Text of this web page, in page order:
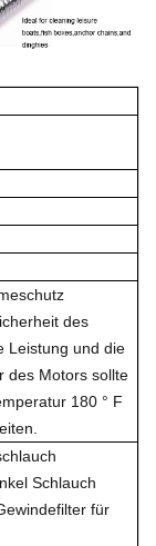
des
Leistung und die
des Motors sollte
180 ° F
Schlauch
für